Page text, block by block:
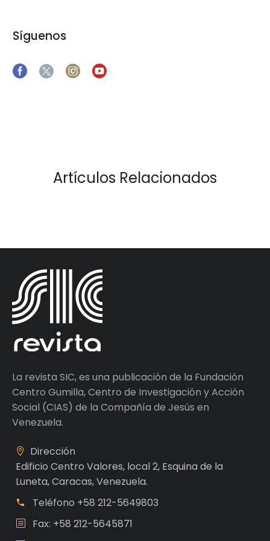
Síguenos
Artículos Relacionados
La revista SIC, es una publicación de la Fundación
Centro Gumilla, Centro de Investigación y Acción
Social (CIAS) de la Compañía de Jesús en
Venezuela.
Dirección
Edificio Centro Valores, local 2, Esquina de la
Luneta, Caracas, Venezuela.
Teléfono +58 212-5649803
Fax: +58 212-5645871